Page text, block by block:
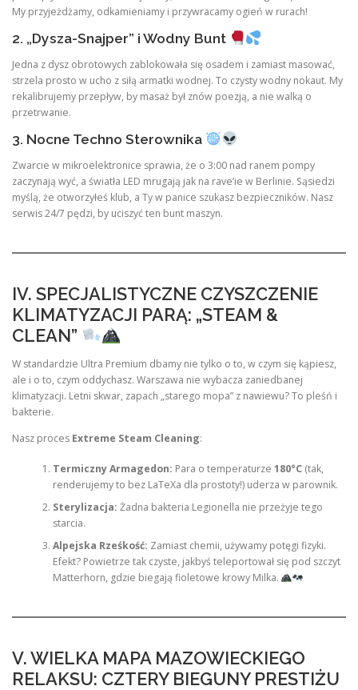
My przyjeżdżamy, odkamieniamy i przywracamy ogień w rurach!
2. „Dysza-Snajper” i Wodny Bunt
Jedna z dysz obrotowych zablokowała się osadem i zamiast masować,
strzela prosto w ucho z siłą armatki wodnej. To czysty wodny nokaut. My
rekalibrujemy przepływ, by masaż był znów poezją, a nie walką o
przetrwanie.
3. Nocne Techno Sterownika
Zwarcie w mikroelektronice sprawia, że o 3:00 nad ranem pompy
zaczynają wyć, a światła LED mrugają jak na rave’ie w Berlinie. Sąsiedzi
myślą, że otworzyłeś klub, a Ty w panice szukasz bezpieczników. Nasz
serwis 24/7 pędzi, by uciszyć ten bunt maszyn.
IV. SPECJALISTYCZNE CZYSZCZENIE
KLIMATYZACJI PARĄ: „STEAM &
CLEAN”
W standardzie Ultra Premium dbamy nie tylko o to, w czym się kąpiesz,
ale i o to, czym oddychasz. Warszawa nie wybacza zaniedbanej
klimatyzacji. Letni skwar, zapach „starego mopa” z nawiewu? To pleśń i
bakterie.
Nasz proces Extreme Steam Cleaning:
Termiczny Armagedon: Para o temperaturze 180°C(tak,
renderujemy to bez LaTeXa dla prostoty!) uderza w parownik.
Sterylizacja: Żadna bakteria Legionella nie przeżyje tego
starcia.
Alpejska Rześkość: Zamiast chemii, używamy potęgi fizyki.
Efekt? Powietrze tak czyste, jakbyś teleportował się pod szczyt
Matterhorn, gdzie biegają fioletowe krowy Milka.
V. WIELKA MAPA MAZOWIECKIEGO
RELAKSU: CZTERY BIEGUNY PRESTIŻU